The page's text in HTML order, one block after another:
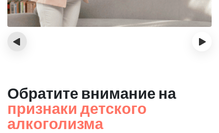
‹ ›
Обратите внимание на
признаки детского
алкоголизма